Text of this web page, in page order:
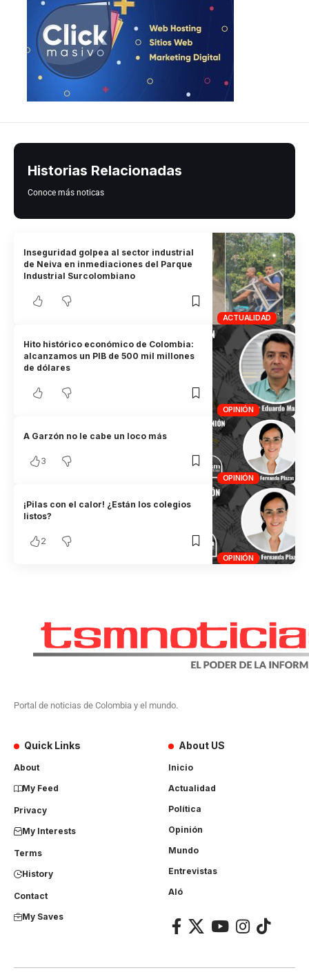
Historias Relacionadas
Conoce más noticas
ACTUALIDAD
Inseguridad golpea al sector industrial
de Neiva en inmediaciones del Parque
Industrial Surcolombiano
OPINIÓN
Hito histórico económico de Colombia:
alcanzamos un PIB de 500 mil millones
de dólares
OPINIÓN
A Garzón no le cabe un loco más
3
OPINIÓN
¡Pilas con el calor! ¿Están los colegios
listos?
2
Portal de noticias de Colombia y el mundo.
Quick Links
About
My Feed
Privacy
My Interests
Terms
History
Contact
My Saves
About US
Inicio
Actualidad
Política
Opinión
Mundo
Entrevistas
Aló